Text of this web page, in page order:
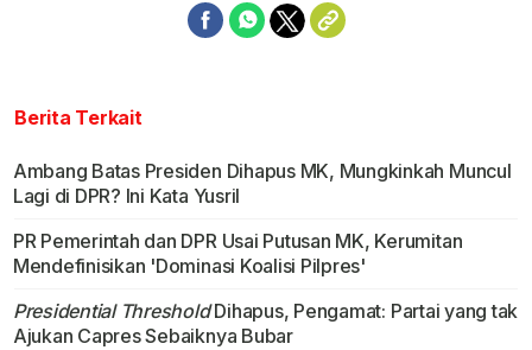
Berita Terkait
Ambang Batas Presiden Dihapus MK, Mungkinkah Muncul
Lagi di DPR? Ini Kata Yusril
PR Pemerintah dan DPR Usai Putusan MK, Kerumitan
Mendefinisikan 'Dominasi Koalisi Pilpres'
Presidential ThresholdDihapus, Pengamat: Partai yang tak
Ajukan Capres Sebaiknya Bubar